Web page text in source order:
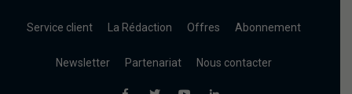
Service client La Rédaction Offres Abonnement
Newsletter Partenariat Nous contacter